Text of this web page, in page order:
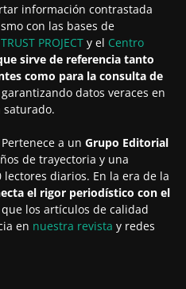
información contrastada
con las bases de
PROJECT y el Centro
sirve de referencia tanto
como para la consulta de
garantizando datos veraces en
a un Grupo Editorial
de trayectoria y una
diarios. En la era de la
el rigor periodístico con el
los artículos de calidad
en nuestra revista y redes